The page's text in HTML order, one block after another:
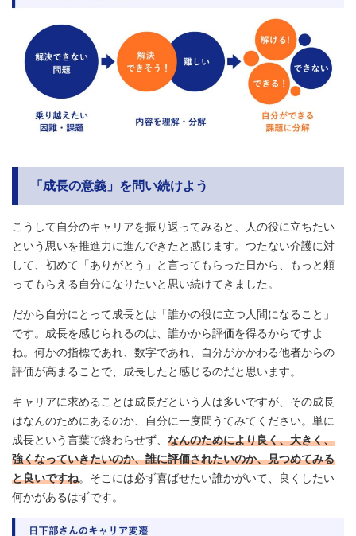
「成長の意義」を問い続けよう
こうして自分のキャリアを振り返ってみると、人の役に立ちたい
という思いを推進力に進んできたと感じます。つたない介護に対
して、初めて「ありがとう」と言ってもらった日から、もっと頼
ってもらえる自分になりたいと思い続けてきました。
だから自分にとって成長とは「誰かの役に立つ人間になること」
です。成長を感じられるのは、誰かから評価を得るからですよ
ね。何かの指標であれ、数字であれ、自分がかかわる他者からの
評価が高まることで、成長したと感じるのだと思います。
キャリアに求めることは成長だという人は多いですが、その成長
はなんのためにあるのか、自分に一度問うてみてください。単に
成長という言葉で終わらせず、 なんのためにより良く、大きく、
強くなっていきたいのか、誰に評価されたいのか、見つめてみる
と良いですね。そこには必ず喜ばせたい誰かがいて、良くしたい
何かがあるはずです。